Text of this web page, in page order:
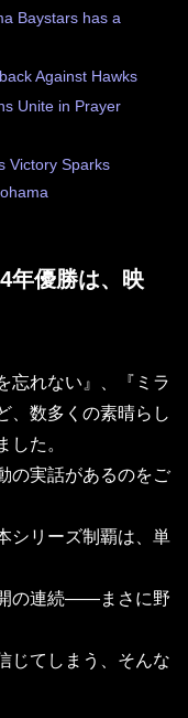
Baystars has a
Against Hawks
Unite in Prayer
Victory Sparks
年優勝は、映
忘れない』、『ミラ
、数多くの素晴らし
した。
の実話があるのをご
シリーズ制覇は、単
の連続――まさに野
じてしまう、そんな